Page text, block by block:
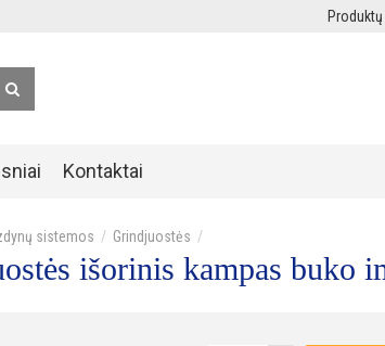
Kontaktai
sistemos Grindjuostės
išorinis kampas buko